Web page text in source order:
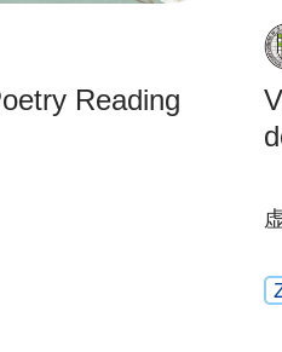
Reading